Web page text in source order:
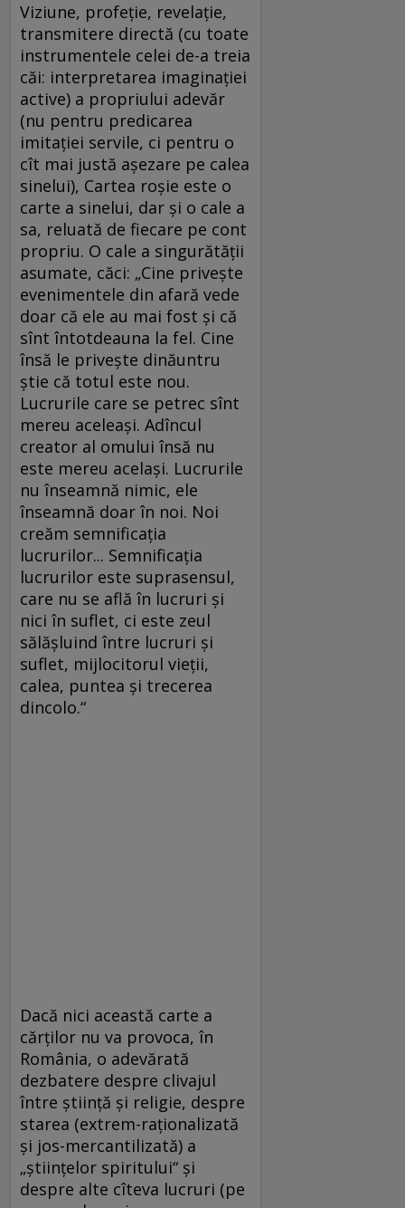
Viziune, profeţie, revelaţie,
transmitere directă (cu toate
instrumentele celei de-a treia
căi: interpretarea imaginaţiei
active) a propriului adevăr
(nu pentru predicarea
imitaţiei servile, ci pentru o
cît mai justă aşezare pe calea
sinelui), Cartea roşie este o
carte a sinelui, dar şi o cale a
sa, reluată de fiecare pe cont
propriu. O cale a singurătăţii
asumate, căci: „Cine priveşte
evenimentele din afară vede
doar că ele au mai fost şi că
sînt întotdeauna la fel. Cine
însă le priveşte dinăuntru
ştie că totul este nou.
Lucrurile care se petrec sînt
mereu aceleaşi. Adîncul
creator al omului însă nu
este mereu acelaşi. Lucrurile
nu înseamnă nimic, ele
înseamnă doar în noi. Noi
creăm semnificaţia
lucrurilor... Semnificaţia
lucrurilor este suprasensul,
care nu se află în lucruri şi
nici în suflet, ci este zeul
sălăşluind între lucruri şi
suflet, mijlocitorul vieţii,
calea, puntea şi trecerea
dincolo.“
Dacă nici această carte a
cărţilor nu va provoca, în
România, o adevărată
dezbatere despre clivajul
între ştiinţă şi religie, despre
starea (extrem-raţionalizată
şi jos-mercantilizată) a
„ştiinţelor spiritului“ şi
despre alte cîteva lucruri (pe